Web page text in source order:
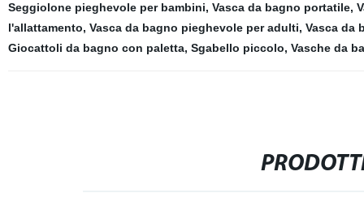
Seggiolone pieghevole per bambini, Vasca da bagno portatile,
l'allattamento, Vasca da bagno pieghevole per adulti, Vasca da
Giocattoli da bagno con paletta, Sgabello piccolo, Vasche da